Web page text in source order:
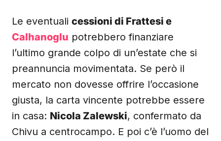
Le eventuali cessioni di Frattesi e
Calhanoglu potrebbero finanziare
l’ultimo grande colpo di un’estate che si
preannuncia movimentata. Se però il
mercato non dovesse offrire l’occasione
giusta, la carta vincente potrebbe essere
in casa: Nicola Zalewski, confermato da
Chivu a centrocampo. E poi c’è l’uomo del